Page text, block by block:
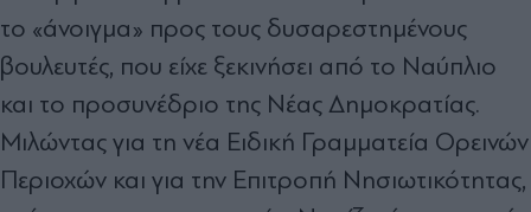
το «άνοιγμα» προς τους δυσαρεστημένους
βουλευτές, που είχε ξεκινήσει από το Ναύπλιο
και το προσυνέδριο της Νέας Δημοκρατίας.
Μιλώντας για τη νέα Ειδική Γραμματεία Ορεινών
Περιοχών και για την Επιτροπή Νησιωτικότητας,